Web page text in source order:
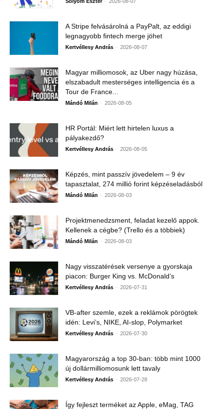
A Stripe felvásárolná a PayPalt, az eddigi
legnagyobb fintech merge jöhet
Kertvéllesy András - 2026-08-07
Magyar milliomosok, az Uber nagy húzása,
elszabadult mesterséges intelligencia és a
Tour de France...
Mándó Milán - 2026-08-05
HR Portál: Miért lett hirtelen luxus a
pályakezdő?
Kertvéllesy András - 2026-08-05
Képzés, mint passzív jövedelem – 9 év
tapasztalat, 274 millió forint képzéseladásból
Mándó Milán - 2026-08-03
Projektmenedzsment, feladat kezelő appok.
Kellenek a cégbe? (Trello és a többiek)
Mándó Milán - 2026-08-03
Nagy visszatérések versenye a gyorskaja
piacon: Burger King vs. McDonald’s
Kertvéllesy András - 2026-07-31
VB-after szemle, ezek a reklámok pörögtek
idén: Levi’s, NIKE, AI-slop, Polymarket
Kertvéllesy András - 2026-07-30
Magyarország a top 30-ban: több mint 1000
új dollármilliomosunk lett tavaly
Kertvéllesy András - 2026-07-28
Így fejleszt terméket az Apple, eMag, TAG